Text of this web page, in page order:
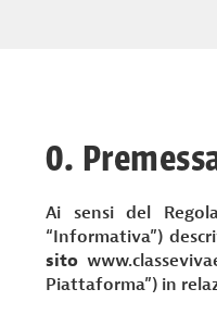
0.
Ai sensi del
“Informativa”)
sito
Piattaforma”) in